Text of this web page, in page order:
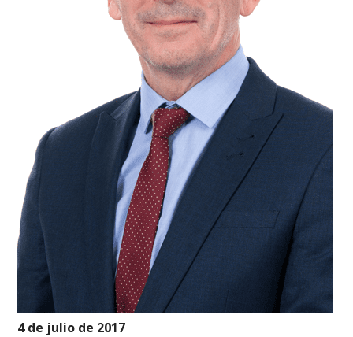
4 de julio de 2017